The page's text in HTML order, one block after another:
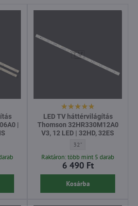
|
Thomson 32HR332M06A0 | 32HB, 32HC,
LED TV háttérvilágítás
Thomson 32HR330M12A0
V3, 12 LED | 32HD, 32ES
LED TV háttérvilágítás
32"
Raktáron: több mint 5 darab
6 490 Ft
Kosárba